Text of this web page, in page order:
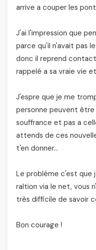
arrive a couper les
J'ai l'impression que
parce qu'il n'avait pas
donc il reprend
rappelé a sa vraie vie
J'espre que je me
personne peuvent
souffrance et pas a
attends de ces
t'en donner…
Le problème c'est que
raltion via le net, vous
très difficile de savoir
Bon courage !